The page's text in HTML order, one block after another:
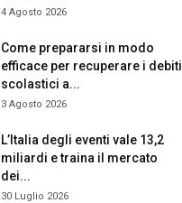
4 Agosto 2026
Come prepararsi in modo
efficace per recuperare i debiti
scolastici a...
3 Agosto 2026
L’Italia degli eventi vale 13,2
miliardi e traina il mercato
dei...
30 Luglio 2026